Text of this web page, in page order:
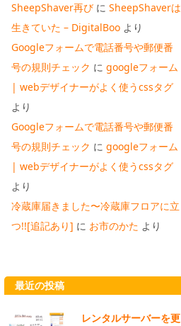
SheepShaver再び に SheepShaverは
生きていた – DigitalBoo より
Googleフォームで電話番号や郵便番
号の規則チェック に googleフォーム
| webデザイナーがよく使うcssタグ
より
Googleフォームで電話番号や郵便番
号の規則チェック に googleフォーム
| webデザイナーがよく使うcssタグ
より
冷蔵庫届きました〜冷蔵庫フロアに立
つ!![追記あり] に お市のかた より
最近の投稿
レンタルサーバーを更